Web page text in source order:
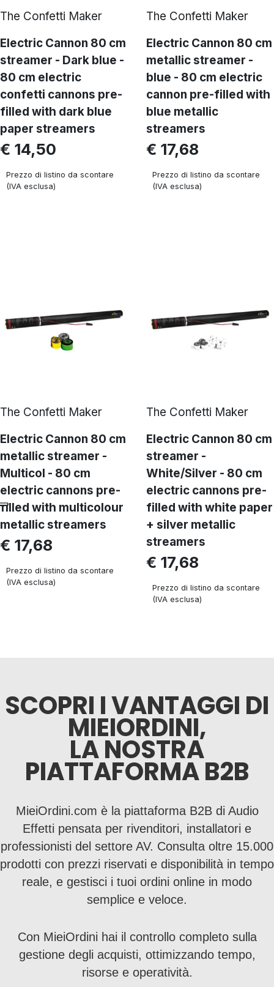
The Confetti Maker
Electric Cannon 80 cm
streamer - Dark blue -
80 cm electric
confetti cannons pre-
filled with dark blue
paper streamers
€ 14,50
Prezzo di listino da scontare
(IVA esclusa)
The Confetti Maker
Electric Cannon 80 cm
metallic streamer -
blue - 80 cm electric
cannon pre-filled with
blue metallic
streamers
€ 17,68
Prezzo di listino da scontare
(IVA esclusa)
The Confetti Maker
Electric Cannon 80 cm
metallic streamer -
Multicol - 80 cm
electric cannons pre-
filled with multicolour
metallic streamers
€ 17,68
Prezzo di listino da scontare
(IVA esclusa)
The Confetti Maker
Electric Cannon 80 cm
streamer -
White/Silver - 80 cm
electric cannons pre-
filled with white paper
+ silver metallic
streamers
€ 17,68
Prezzo di listino da scontare
(IVA esclusa)
SCOPRI I VANTAGGI DI
MIEIORDINI,
LA NOSTRA
PIATTAFORMA B2B
MieiOrdini.com è la piattaforma B2B di Audio
Effetti pensata per rivenditori, installatori e
professionisti del settore AV. Consulta oltre 15.000
prodotti con prezzi riservati e disponibilità in tempo
reale, e gestisci i tuoi ordini online in modo
semplice e veloce.
Con MieiOrdini hai il controllo completo sulla
gestione degli acquisti, ottimizzando tempo,
risorse e operatività.